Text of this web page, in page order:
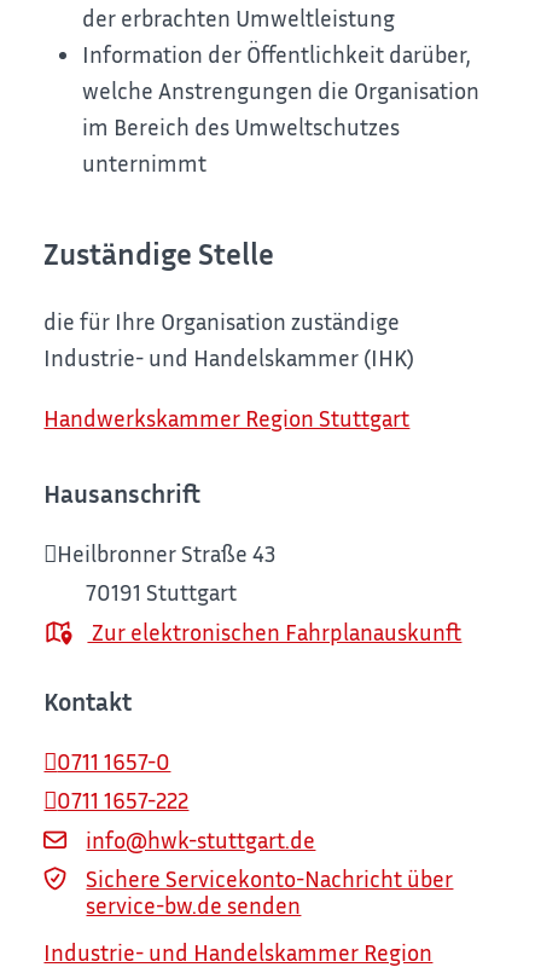
der erbrachten Umweltleistung
Information der Öffentlichkeit darüber,
welche Anstrengungen die Organisation
im Bereich des Umweltschutzes
unternimmt
Zuständige Stelle
die für Ihre Organisation zuständige
Industrie- und Handelskammer (IHK)
Handwerkskammer Region Stuttgart
Hausanschrift
Heilbronner Straße 43
70191 Stuttgart
Zur elektronischen Fahrplanauskunft
Kontakt
0711 1657-0
0711 1657-222
info@hwk-stuttgart.de
Sichere Servicekonto-Nachricht über
service-bw.de senden
Industrie- und Handelskammer Region